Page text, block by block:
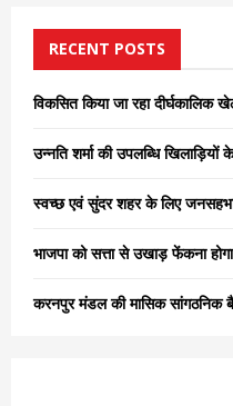
f
o
RECENT POSTS
विकसित किया जा रहा दीर्घकालिक
उन्नति शर्मा की उपलब्धि खिलाड़ियों
स्वच्छ एवं सुंदर शहर के लिए
भाजपा को सत्ता से उखाड़ फेंकना
करनपुर मंडल की मासिक सांगठनिक